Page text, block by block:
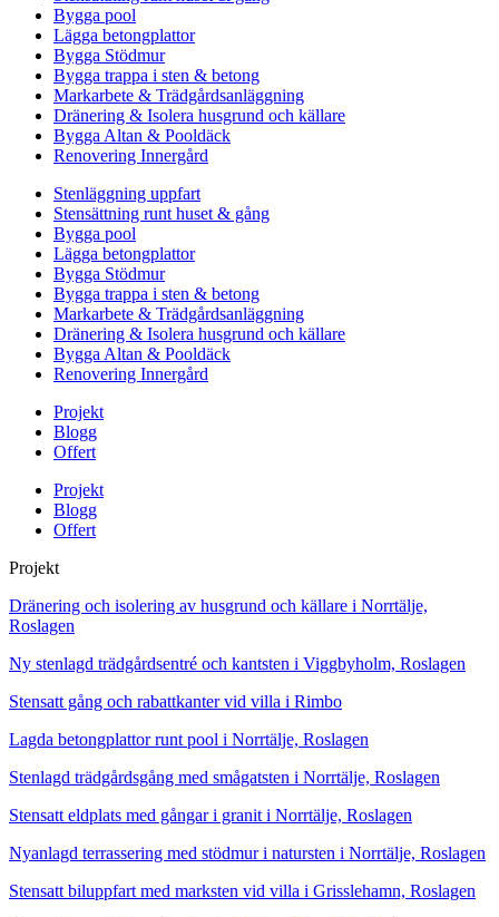
Bygga pool
Lägga betongplattor
Bygga Stödmur
Bygga trappa i sten & betong
Markarbete & Trädgårdsanläggning
Dränering & Isolera husgrund och källare
Bygga Altan & Pooldäck
Renovering Innergård
Stenläggning uppfart
Stensättning runt huset & gång
Bygga pool
Lägga betongplattor
Bygga Stödmur
Bygga trappa i sten & betong
Markarbete & Trädgårdsanläggning
Dränering & Isolera husgrund och källare
Bygga Altan & Pooldäck
Renovering Innergård
Projekt
Blogg
Offert
Projekt
Blogg
Offert
Projekt
Dränering och isolering av husgrund och källare i Norrtälje,
Roslagen
Ny stenlagd trädgårdsentré och kantsten i Viggbyholm, Roslagen
Stensatt gång och rabattkanter vid villa i Rimbo
Lagda betongplattor runt pool i Norrtälje, Roslagen
Stenlagd trädgårdsgång med smågatsten i Norrtälje, Roslagen
Stensatt eldplats med gångar i granit i Norrtälje, Roslagen
Nyanlagd terrassering med stödmur i natursten i Norrtälje, Roslagen
Stensatt biluppfart med marksten vid villa i Grisslehamn, Roslagen